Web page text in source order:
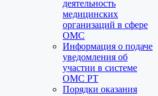
деятельность
медицинских
организаций в сфере
ОМС
Информация о подаче
уведомления об
участии в системе
ОМС РТ
Порядки оказания